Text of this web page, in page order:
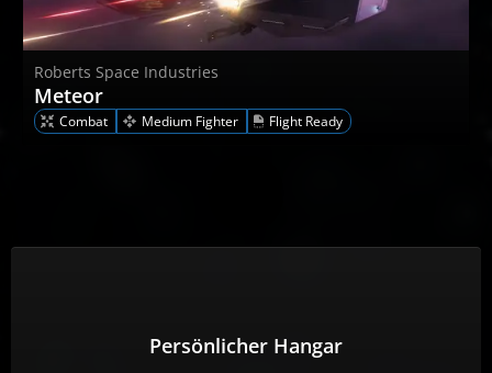
Roberts Space Industries
Meteor
Combat Medium Fighter Flight Ready
Persönlicher Hangar